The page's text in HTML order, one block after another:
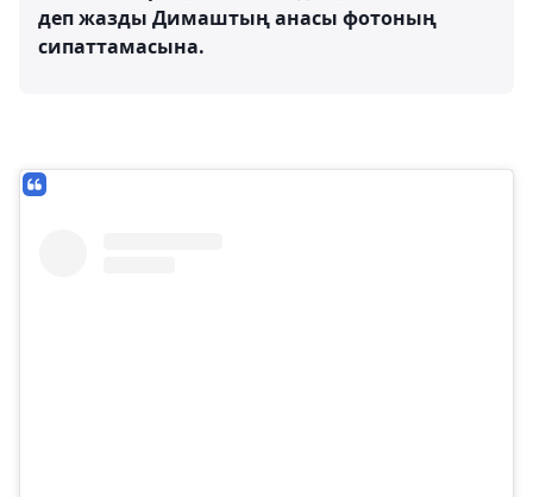
деп жазды Димаштың анасы фотоның
сипаттамасына.